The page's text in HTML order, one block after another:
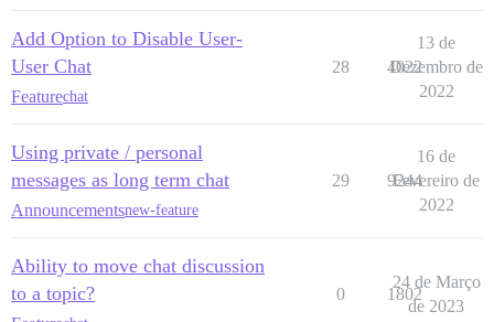
Add Option to Disable User-
User Chat
Featurechat
28 4022
13 de
Dezembro de
2022
Using private / personal
messages as long term chat
Announcementsnew-feature
29 9244
16 de
Fevereiro de
2022
Ability to move chat discussion
to a topic?
0 1802
24 de Março
de 2023